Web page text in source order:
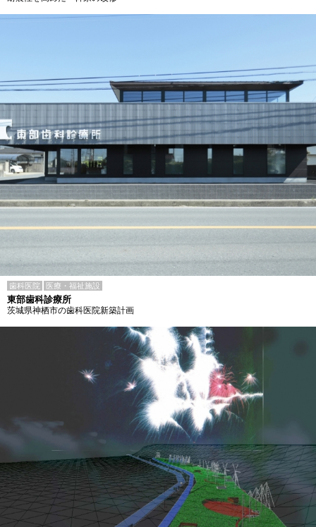
歯科医院 医療・福祉施設
東部歯科診療所
茨城県神栖市の歯科医院新築計画